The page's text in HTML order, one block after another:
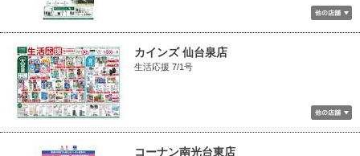
カインズ 仙台泉店
生活応援 7/1号
コーナン南光台東店